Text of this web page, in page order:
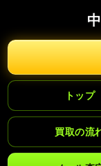
トップ
買取の流